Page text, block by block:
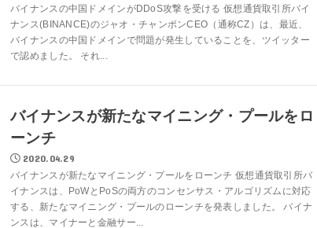
バイナンスの中国ドメインがDDoS攻撃を受ける 仮想通貨取引所バイ
ナンス(BINANCE)のジャオ・チャンポンCEO（通称CZ）は、最近、
バイナンスの中国ドメインで問題が発生していることを、ツイッター
で認めました。 それ...
バイナンスが新たなマイニング・プールをロ
ーンチ
2020.04.29
バイナンスが新たなマイニング・プールをローンチ 仮想通貨取引所バ
イナンスは、PoWとPoSの両方のコンセンサス・アルゴリズムに対応
する、新たなマイニング・プールのローンチを発表しました。 バイナ
ンスは、マイナーと金融サー...